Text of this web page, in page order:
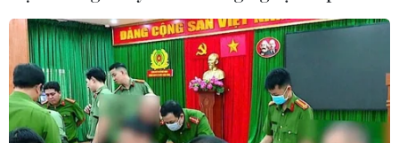
tế tăng tốc chuyển đổi số toàn diện
04/08/2026 08:08
Kết nối toàn cầu về công nghệ và
khởi nghiệp đổi mới sáng tạo